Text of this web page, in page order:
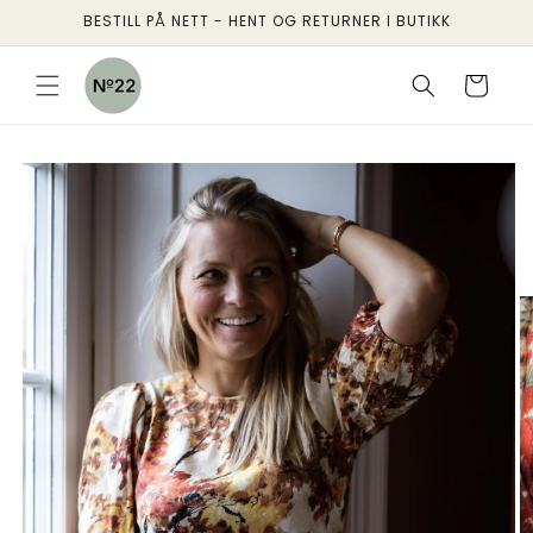
videre til
innholdet
BESTILL PÅ NETT - HENT OG RETURNER I BUTIKK
Handlekurv
til